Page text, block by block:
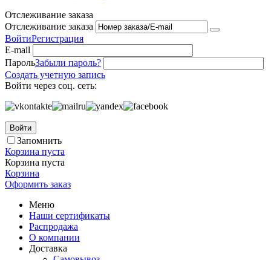
Отслеживание заказа
Отслеживание заказа
ВойтиРегистрация
E-mail
ПарольЗабыли пароль?
Создать учетную запись
Войти через соц. сеть:
Войти
Запомнить
Корзина пуста
Корзина пуста
Корзина
Оформить заказ
Меню
Наши сертификаты
Распродажа
О компании
Доставка